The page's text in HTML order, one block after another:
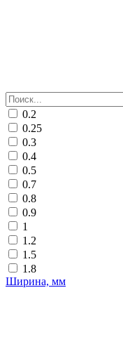
0.2
0.25
0.3
0.4
0.5
0.7
0.8
0.9
1
1.2
1.5
1.8
Ширина, мм